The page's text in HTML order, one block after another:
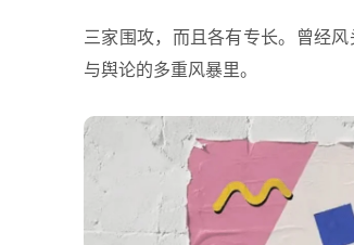
三家围攻，而且各有专长。曾经
与舆论的多重风暴里。